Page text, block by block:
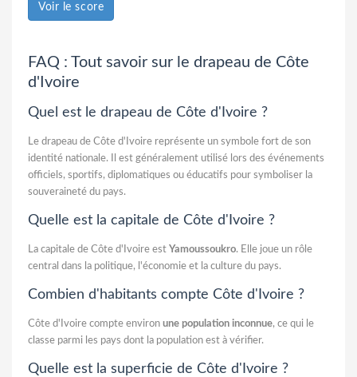
Voir le score
FAQ : Tout savoir sur le drapeau de Côte
d'Ivoire
Quel est le drapeau de Côte d'Ivoire ?
Le drapeau de Côte d'Ivoire représente un symbole fort de son
identité nationale. Il est généralement utilisé lors des événements
officiels, sportifs, diplomatiques ou éducatifs pour symboliser la
souveraineté du pays.
Quelle est la capitale de Côte d'Ivoire ?
La capitale de Côte d'Ivoire est Yamoussoukro. Elle joue un rôle
central dans la politique, l'économie et la culture du pays.
Combien d'habitants compte Côte d'Ivoire ?
Côte d'Ivoire compte environ une population inconnue, ce qui le
classe parmi les pays dont la population est à vérifier.
Quelle est la superficie de Côte d'Ivoire ?